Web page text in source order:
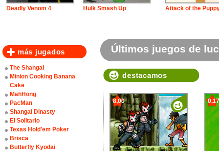
Deadly Venom 4 Hulk Smash Up Attack of the
más jugados
The Shangai
Minion Cooking Banana
Cake
MahHong
PacMan
Shangai Dinasty
El Solitario
Texas Hold'em Poker
Brisca
Butterfly Kyodai
Últimos juegos de
destacamos
8,00